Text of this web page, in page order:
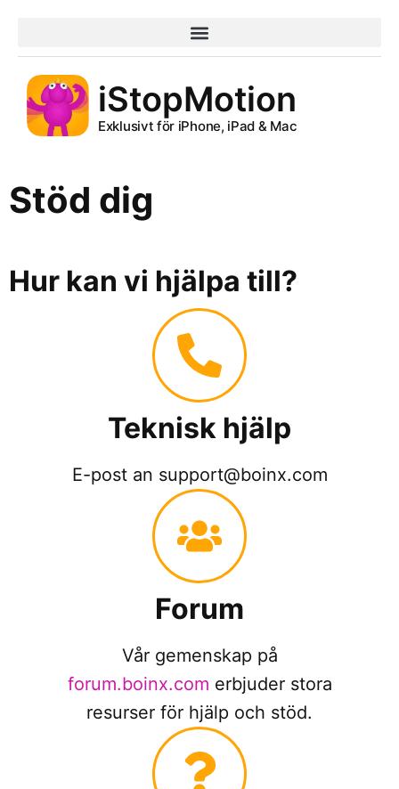
iStopMotion
Exklusivt för iPhone, iPad & Mac
Stöd dig
Hur kan vi hjälpa till?
Teknisk hjälp
E-post an support@boinx.com
Forum
Vår gemenskap på
forum.boinx.com erbjuder stora
resurser för hjälp och stöd.